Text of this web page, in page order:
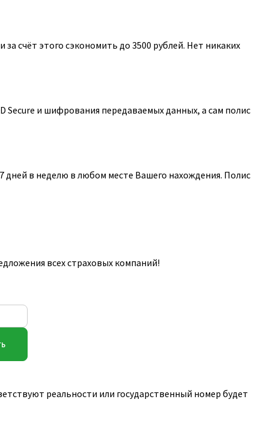
счёт этого сэкономить до 3500 рублей. Нет никаких
Secure и шифрования передаваемых данных, а сам полис
в неделю в любом месте Вашего нахождения. Полис
всех страховых компаний!
реальности или государственный номер будет